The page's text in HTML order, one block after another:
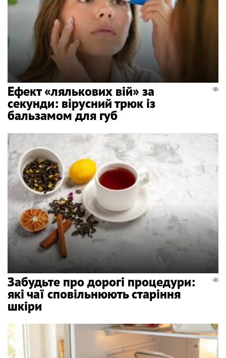
Ефект «лялькових вій» за
секунди: вірусний трюк із
бальзамом для губ
Забудьте про дорогі процедури:
які чаї сповільнюють старіння
шкіри